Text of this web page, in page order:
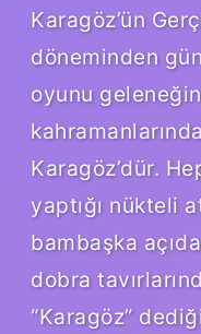
Karagöz’ün
döneminden
oyunu
Karagöz’dür.
yaptığı nükteli
bambaşka
dobra
“Karagöz”